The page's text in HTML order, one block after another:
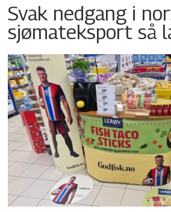
Svak nedgang i
sjømateksport så